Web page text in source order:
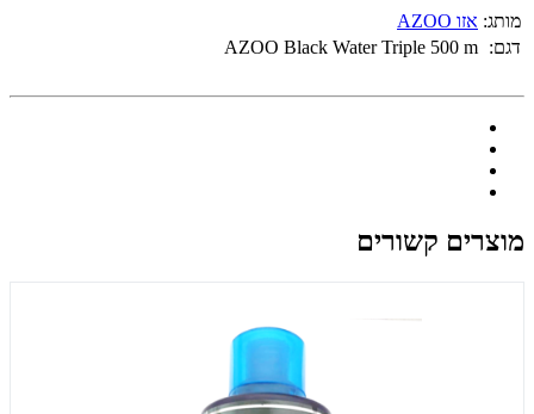
מותג: אזו AZOO
דגם: AZOO Black Water Triple 500 m
מוצרים קשורים